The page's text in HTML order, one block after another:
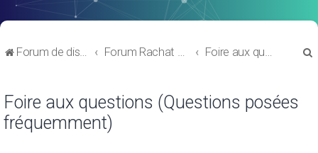
Forum de discussions sur le Regroupement de Crédits et le Rachat de Crédits Forum Rachat de Crédits Foire aux questions (Questions posées fréquemment)
Foire aux questions (Questions posées
fréquemment)